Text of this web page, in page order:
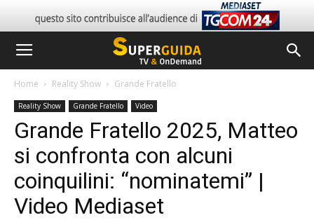
Home Reality Show Grande Fratello
Reality Show Grande Fratello Video
Grande Fratello 2025, Matteo
si confronta con alcuni
coinquilini: “nominatemi” |
Video Mediaset